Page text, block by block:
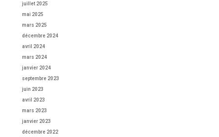
juillet 2025
mai 2025
mars 2025
décembre 2024
avril 2024
mars 2024
janvier 2024
septembre 2023
juin 2023
avril 2023
mars 2023
janvier 2023
décembre 2022